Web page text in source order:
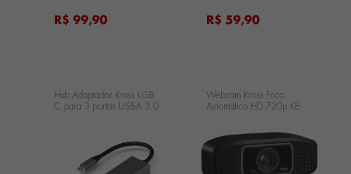
R$ 99,90 R$ 59,90
Hub Adaptador Kross USB-
C para 3 portas USB-A 3.0
Webcam Kross Foco
Automático HD 720p KE-